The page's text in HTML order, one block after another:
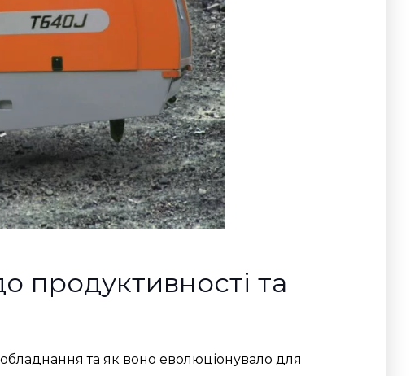
продуктивності та
та як воно еволюціонувало для